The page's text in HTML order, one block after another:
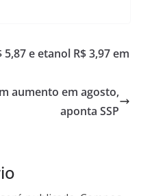
e etanol R$ 3,97 em
aumento em agosto,
aponta SSP